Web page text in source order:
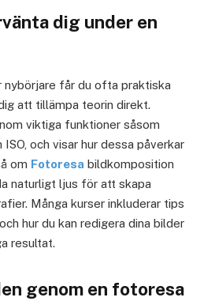
dig under en
får du ofta praktiska
att tillämpa teorin direkt.
viktiga funktioner såsom
och visar hur dessa påverkar
om Fotoresa bildkomposition
naturligt ljus för att skapa
Många kurser inkluderar tips
hur du kan redigera dina bilder
resultat.
genom en fotoresa